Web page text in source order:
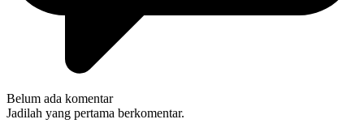
Belum ada komentar
Jadilah yang pertama berkomentar.